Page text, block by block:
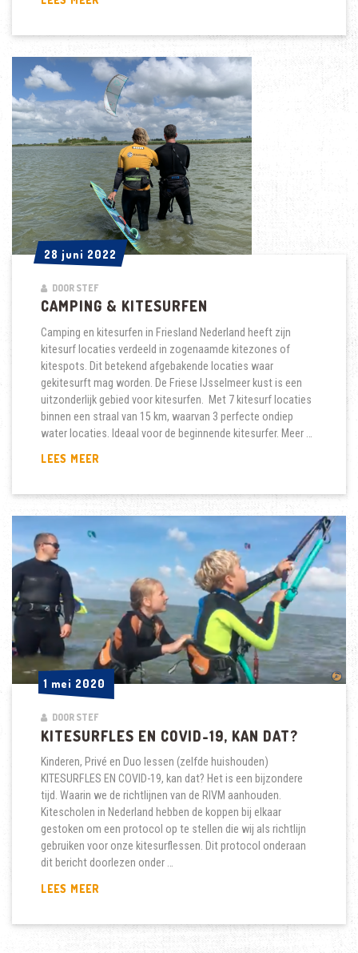
KITESURFEN
IN
AMSTERDAM
28 juni 2022
28 juni 2022
DOOR STEF
CAMPING & KITESURFEN
Camping en kitesurfen in Friesland Nederland heeft zijn
kitesurf locaties verdeeld in zogenaamde kitezones of
kitespots. Dit betekend afgebakende locaties waar
gekitesurft mag worden. De Friese IJsselmeer kust is een
uitzonderlijk gebied voor kitesurfen. Met 7 kitesurf locaties
binnen een straal van 15 km, waarvan 3 perfecte ondiep
water locaties. Ideaal voor de beginnende kitesurfer. Meer …
LEES MEER
1 mei 2020
1 mei 2020
DOOR STEF
KITESURFLES EN COVID-19, KAN DAT?
Kinderen, Privé en Duo lessen (zelfde huishouden)
KITESURFLES EN COVID-19, kan dat? Het is een bijzondere
tijd. Waarin we de richtlijnen van de RIVM aanhouden.
Kitescholen in Nederland hebben de koppen bij elkaar
gestoken om een protocol op te stellen die wij als richtlijn
gebruiken voor onze kitesurflessen. Dit protocol onderaan
dit bericht doorlezen onder …
LEES MEER